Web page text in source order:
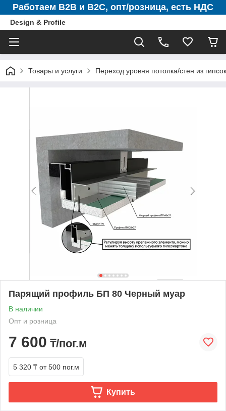
Работаем B2B и B2C, опт/розница, есть НДС
Design & Profile
Товары и услуги Переход уровня потолка/стен из
Парящий профиль БП 80 Черный муар
В наличии
Опт и розница
7 600 ₸/пог.м
5 320 ₸ от 500 пог.м
Купить